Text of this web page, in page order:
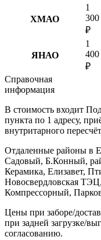
ХМАО
1
300
₽
ЯНАО
1
400
₽
Справочная
информация
В стоимость входит
пункта по 1 адресу,
внутритарного
Отдаленные районы в
Садовый, Б.Конный,
Керамика, Елизавет,
Новосвердловская
Компрессорный,
Цены при заборе/
при задней загрузке/
согласованию.